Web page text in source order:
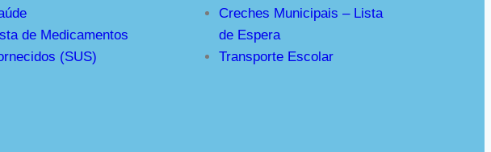
de Medicamentos
(SUS)
Creches Municipais – Lista
de Espera
Transporte Escolar